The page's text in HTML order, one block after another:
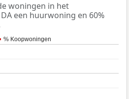
woningen in het
een huurwoning en 60%
% Koopwoningen